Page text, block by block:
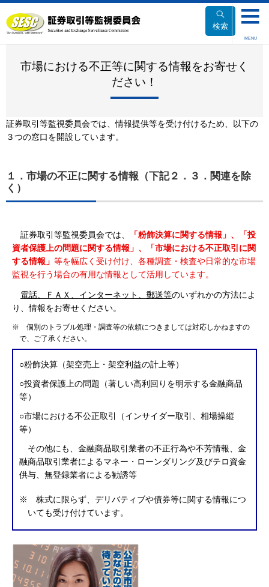
文
へ
検索
MENU
市場における不正等に関する情報をお寄せく
ださい！
証券取引等監視委員会では、情報提供等を受け付けるため、以下の
３つの窓口を開設しています。
１．市場の不正に関する情報（下記２．３．関連を除
く）
証券取引等監視委員会では、
「粉飾決算に関する情報」、「投
資者保護上の問題に関する情報」、「市場における不正取引に関
する情報」 等を幅広く受け付け、各種調査・検査や日常的な市場
監視を行う場合の有用な情報として活用しています。
電話、ＦＡＸ、インターネット、郵送等のいずれかの方法によ
り、情報をお寄せください。
※ 個別のトラブル処理・調査等の依頼につきましては対応しかねますの
で、ご了承ください。
○粉飾決算（架空売上・架空利益の計上等）
○投資者保護上の問題（著しい高利回りを明示する金融商品
等）
○市場における不公正取引（インサイダー取引、相場操縦
等）
その他にも、金融商品取引業者の不正行為や不芳情報、金
融商品取引業者によるマネー・ローンダリング及びテロ資金
供与、無登録業者による勧誘等
※ 株式に限らず、デリバティブや債券等に関する情報につ
いても受け付けています。